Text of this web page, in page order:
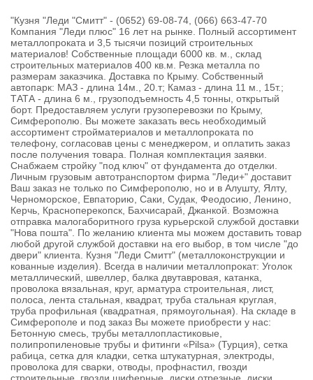
"Кузня "Леди "Смитт" - (0652) 69-08-74, (066) 663-47-70
Компания "Леди плюс" 16 лет на рынке. Полный ассортимент
металлопроката и 3,5 тысячи позиций строительных
материалов! Собственные площади 6000 кв. м., склад
строительных материалов 400 кв.м. Резка металла по
размерам заказчика. Доставка по Крыму. Собственный
автопарк: МАЗ - длина 14м., 20.т; Камаз - длина 11 м., 15т.;
ТАТА - длина 6 м., грузоподъемность 4,5 тонны, открытый
борт. Предоставляем услуги грузоперевозки по Крыму,
Симферополю. Вы можете заказать весь необходимый
ассортимент стройматериалов и металлопроката по
телефону, согласовав цены с менеджером, и оплатить заказ
после получения товара. Полная комплектация заявки.
Снабжаем стройку "под ключ" от фундамента до отделки.
Личным грузовым автотранспортом фирма "Леди+" доставит
Ваш заказ не только по Симферополю, но и в Алушту, Ялту,
Черноморское, Евпаторию, Саки, Судак, Феодосию, Ленино,
Керчь, Красноперекопск, Бахчисарай, Джанкой. Возможна
отправка малогаборитного груза курьерской службой доставки
"Нова пошта". По желанию клиента мы можем доставить товар
любой другой службой доставки на его выбор, в том числе "до
двери" клиента. Кузня "Леди Смитт" (металлоконструкции и
кованные изделия). Всегда в наличии металлопрокат: Уголок
металлический, швеллер, балка двутавровая, катанка,
проволока вязальная, круг, арматура строительная, лист,
полоса, лента стальная, квадрат, труба стальная круглая,
труба профильная (квадратная, прямоугольная). На складе в
Симферополе и под заказ Вы можете приобрести у нас:
Бетонную смесь, трубы металлопластиковые,
полипропиленовые трубы и фитинги «Pilsa» (Турция), сетка
рабица, сетка для кладки, сетка штукатурная, электроды,
проволока для сварки, отводы, профнастил, гвозди